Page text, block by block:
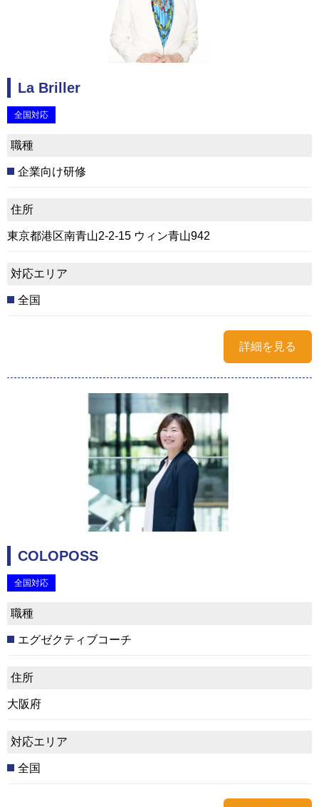
La Briller
全国対応
職種
企業向け研修
住所
東京都港区南青山2-2-15 ウィン青山942
対応エリア
全国
詳細を見る
COLOPOSS
全国対応
職種
エグゼクティブコーチ
住所
大阪府
対応エリア
全国